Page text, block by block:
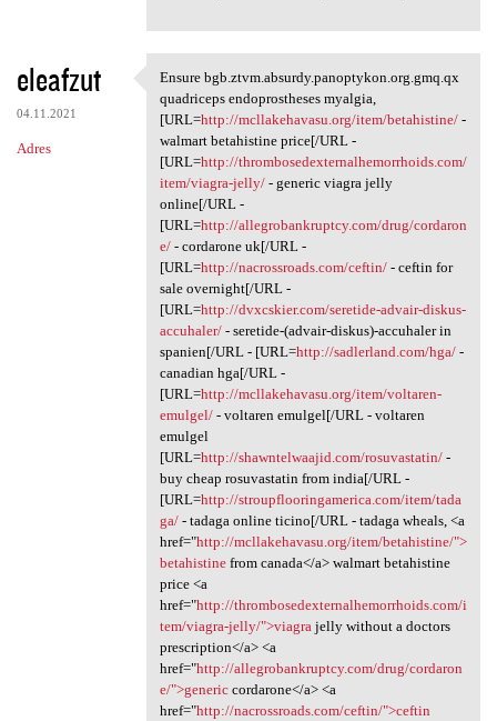
eleafzut
04.11.2021
Adres
Ensure bgb.ztvm.absurdy
Ensure bgb.ztvm.absurdy.panoptykon.org.gmq.qx
quadriceps endoprostheses myalgia,
[URL=http://mcllakehavasu.org/item/betahistine/-
walmart betahistine price[/URL -
[URL=http://thrombosedexternalhemorrhoids.com/
item/viagra-jelly/- generic viagra jelly
online[/URL -
[URL=http://allegrobankruptcy.com/drug/cordaron
e/- cordarone uk[/URL -
[URL=http://nacrossroads.com/ceftin/- ceftin for
sale overnight[/URL -
[URL=http://dvxcskier.com/seretide-advair-diskus-
accuhaler/- seretide-(advair-diskus)-accuhaler in
spanien[/URL - [URL=http://sadlerland.com/hga/-
canadian hga[/URL -
[URL=http://mcllakehavasu.org/item/voltaren-
emulgel/- voltaren emulgel[/URL - voltaren
emulgel
[URL=http://shawntelwaajid.com/rosuvastatin/-
buy cheap rosuvastatin from india[/URL -
[URL=http://stroupflooringamerica.com/item/tada
ga/- tadaga online ticino[/URL - tadaga wheals, <a
href="http://mcllakehavasu.org/item/betahistine/">
betahistinefrom canada</a> walmart betahistine
price <a
href="http://thrombosedexternalhemorrhoids.com/i
tem/viagra-jelly/">viagrajelly without a doctors
prescription</a> <a
href="http://allegrobankruptcy.com/drug/cordaron
e/">genericcordarone</a> <a
href="http://nacrossroads.com/ceftin/">ceftin